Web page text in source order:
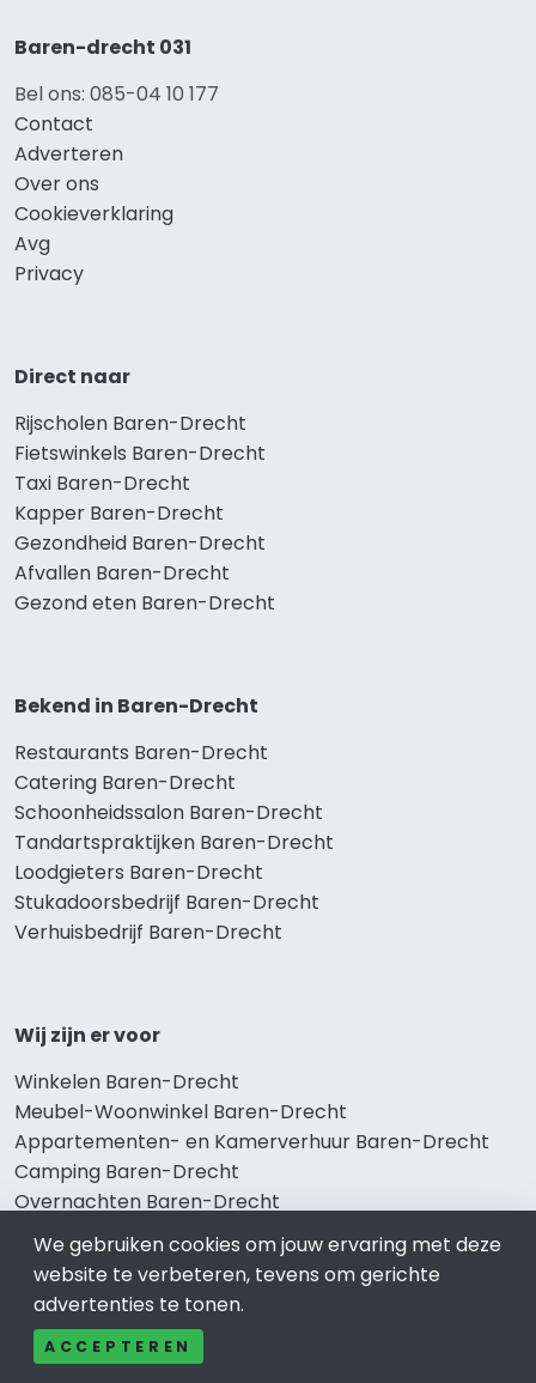
Baren-drecht 031
Bel ons: 085-04 10 177
Contact
Adverteren
Over ons
Cookieverklaring
Avg
Privacy
Direct naar
Rijscholen Baren-Drecht
Fietswinkels Baren-Drecht
Taxi Baren-Drecht
Kapper Baren-Drecht
Gezondheid Baren-Drecht
Afvallen Baren-Drecht
Gezond eten Baren-Drecht
Bekend in Baren-Drecht
Restaurants Baren-Drecht
Catering Baren-Drecht
Schoonheidssalon Baren-Drecht
Tandartspraktijken Baren-Drecht
Loodgieters Baren-Drecht
Stukadoorsbedrijf Baren-Drecht
Verhuisbedrijf Baren-Drecht
Wij zijn er voor
Winkelen Baren-Drecht
Meubel-Woonwinkel Baren-Drecht
Appartementen- en Kamerverhuur Baren-Drecht
Camping Baren-Drecht
Overnachten Baren-Drecht
Vakantiehuis Baren-Drecht
Bungalowpark Baren-Drecht
Thema’s
We gebruiken cookies om jouw ervaring met deze
website te verbeteren, tevens om gerichte
advertenties te tonen.
ACCEPTEREN